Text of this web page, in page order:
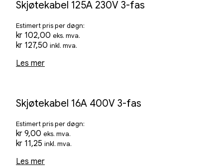
Skjøtekabel 125A 230V 3-fas
Estimert pris per døgn:
kr 102,00 eks. mva.
kr 127,50 inkl. mva.
Les mer
Skjøtekabel 16A 400V 3-fas
Estimert pris per døgn:
kr 9,00 eks. mva.
kr 11,25 inkl. mva.
Les mer